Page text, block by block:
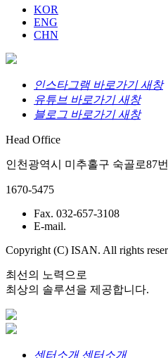
KOR
ENG
CHN
인스타그램 바로가기 새창
유튜브 바로가기 새창
블로그 바로가기 새창
Head Office
인천광역시 미추홀구 숙골로87
1670-5475
Fax. 032-657-3108
E-mail.
Copyright (C) ISAN. All rights
최선의 노력으로
최상의 솔루션을 제공합니다.
센터소개 센터소개